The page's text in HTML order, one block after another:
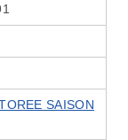
SAISON